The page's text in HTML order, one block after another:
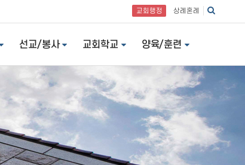
교회행정 상례혼례
선교/봉사 교회학교 양육/훈련